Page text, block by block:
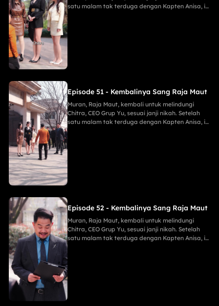
satu malam tak terduga dengan Kapten Anisa, ia
menggagalkan pembunuh Maria, membongkar
mata-mata Lani, dan menghancurkan konspirasi
Keluarga Han demi Proyek Sinar Anti-Kanker,
menahan tembakan runduk, menaklukkan Jaya
Episode 51 - Kembalinya Sang Raja Maut
Muran, Raja Maut, kembali untuk melindungi
Chitra, CEO Grup Yu, sesuai janji nikah. Setelah
satu malam tak terduga dengan Kapten Anisa, ia
menggagalkan pembunuh Maria, membongkar
mata-mata Lani, dan menghancurkan konspirasi
Keluarga Han demi Proyek Sinar Anti-Kanker,
sang Naga, serta menghabisi Eko dengan
mudah.
Episode 52 - Kembalinya Sang Raja Maut
Muran, Raja Maut, kembali untuk melindungi
Chitra, CEO Grup Yu, sesuai janji nikah. Setelah
satu malam tak terduga dengan Kapten Anisa, ia
menggagalkan pembunuh Maria, membongkar
mata-mata Lani, dan menghancurkan konspirasi
Keluarga Han demi Proyek Sinar Anti-Kanker,
menahan tembakan runduk, menaklukkan Jaya
sang Naga, serta menghabisi Eko dengan